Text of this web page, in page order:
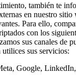
también te
en nuestro sitio
Para ello,
con los
sus canales de
utilices sus servicios:
Google,